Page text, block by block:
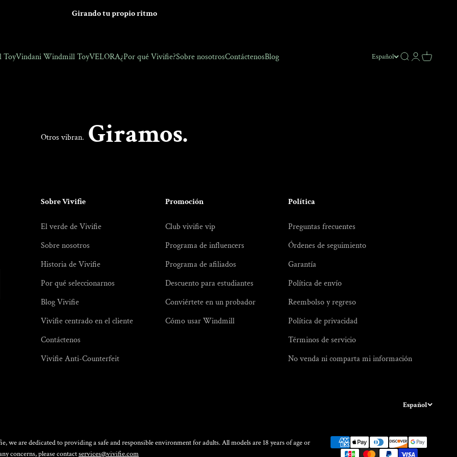
Girando tu propio ritmo
ToyVindani Windmill ToyVELORA¿Por qué Vivifie?Sobre nosotrosContáctenosBlog Español BuscarAcceso
Carro
Otros vibran. Giramos.
Sobre Vivifie
El verde de Vivifie
Sobre nosotros
Historia de Vivifie
Por qué seleccionarnos
Blog Vivifie
Vivifie centrado en el cliente
Contáctenos
Vivifie Anti-Counterfeit
Promoción
Club vivifie vip
Programa de influencers
Programa de afiliados
Descuento para estudiantes
Conviértete en un probador
Cómo usar Windmill
Política
Preguntas frecuentes
Órdenes de seguimiento
Garantía
Política de envío
Reembolso y regreso
Política de privacidad
Términos de servicio
No venda ni comparta mi información
Español
are dedicated to providing a safe and responsible environment for adults. All models are 18 years of age or
concerns, please contactservices@vivifie.com